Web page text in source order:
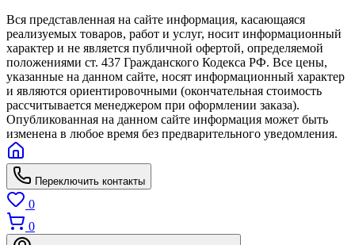
Вся представленная на сайте информация, касающаяся
реализуемых товаров, работ и услуг, носит информационный
характер и не является публичной офертой, определяемой
положениями ст. 437 Гражданского Кодекса РФ. Все цены,
указанные на данном сайте, носят информационный характер
и являются ориентировочными (окончательная стоимость
рассчитывается менеджером при оформлении заказа).
Опубликованная на данном сайте информация может быть
изменена в любое время без предварительного уведомления.
Переключить контакты
0
0